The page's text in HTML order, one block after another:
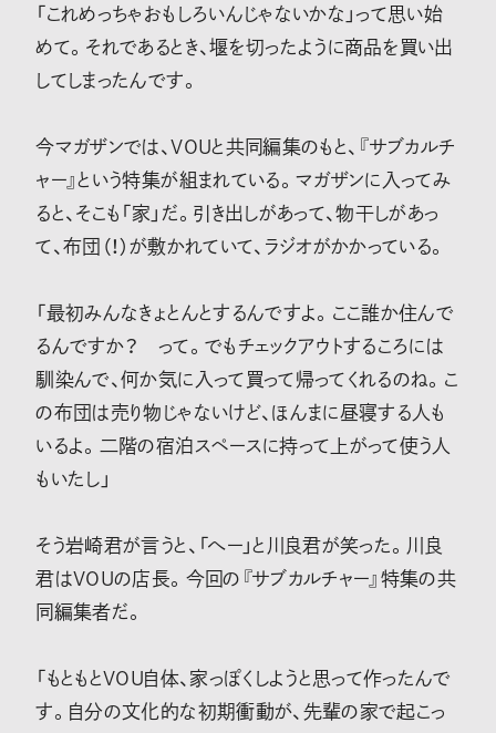
「これめっちゃおもしろいんじゃないかな」って思い始
めて。それであるとき、堰を切ったように商品を買い出
してしまったんです。
今マガザンでは、VOUと共同編集のもと、『サブカルチ
ャー』という特集が組まれている。マガザンに入ってみ
ると、そこも「家」だ。引き出しがあって、物干しがあっ
て、布団（！）が敷かれていて、ラジオがかかっている。
「最初みんなきょとんとするんですよ。ここ誰か住んで
るんですか？ って。でもチェックアウトするころには
馴染んで、何か気に入って買って帰ってくれるのね。こ
の布団は売り物じゃないけど、ほんまに昼寝する人も
いるよ。二階の宿泊スペースに持って上がって使う人
もいたし」
そう岩崎君が言うと、「へー」と川良君が笑った。川良
君はVOUの店長。今回の『サブカルチャー』特集の共
同編集者だ。
「もともとVOU自体、家っぽくしようと思って作ったんで
す。自分の文化的な初期衝動が、先輩の家で起こっ